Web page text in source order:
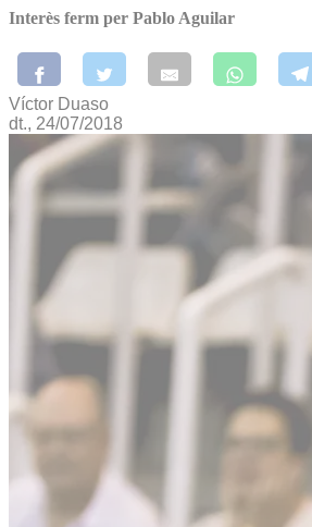
Interès ferm per Pablo Aguilar
Víctor Duaso
dt., 24/07/2018